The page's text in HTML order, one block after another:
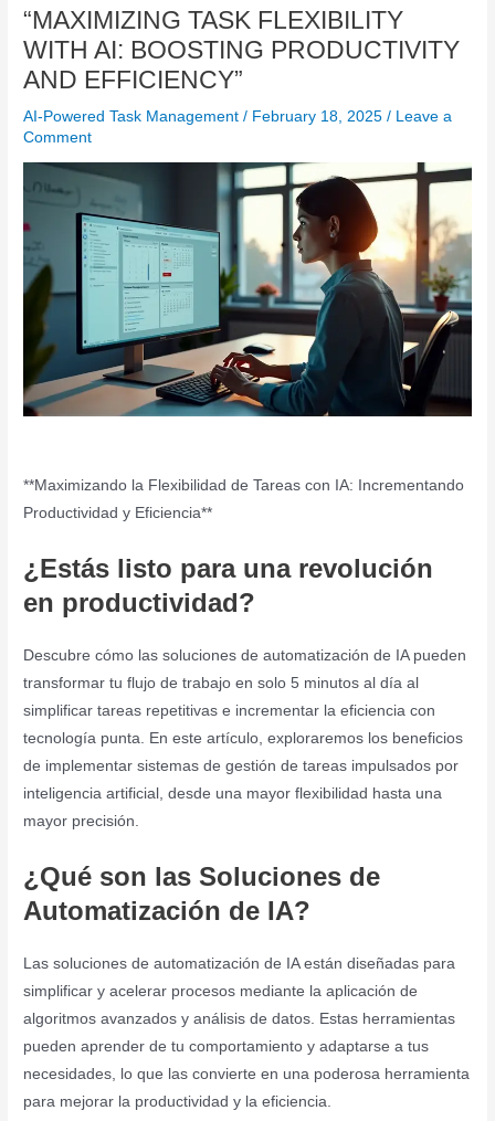
“MAXIMIZING TASK FLEXIBILITY
WITH AI: BOOSTING PRODUCTIVITY
AND EFFICIENCY”
AI-Powered Task Management / February 18, 2025/ Leave a
Comment
**Maximizando la Flexibilidad de Tareas con IA: Incrementando
Productividad y Eficiencia**
¿Estás listo para una revolución
en productividad?
Descubre cómo las soluciones de automatización de IA pueden
transformar tu flujo de trabajo en solo 5 minutos al día al
simplificar tareas repetitivas e incrementar la eficiencia con
tecnología punta. En este artículo, exploraremos los beneficios
de implementar sistemas de gestión de tareas impulsados por
inteligencia artificial, desde una mayor flexibilidad hasta una
mayor precisión.
¿Qué son las Soluciones de
Automatización de IA?
Las soluciones de automatización de IA están diseñadas para
simplificar y acelerar procesos mediante la aplicación de
algoritmos avanzados y análisis de datos. Estas herramientas
pueden aprender de tu comportamiento y adaptarse a tus
necesidades, lo que las convierte en una poderosa herramienta
para mejorar la productividad y la eficiencia.